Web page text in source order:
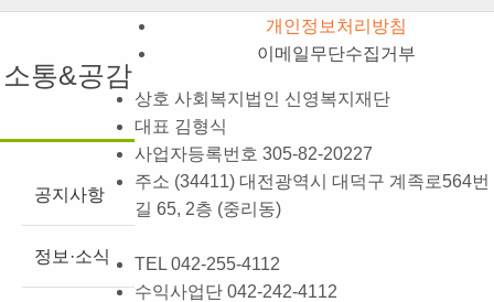
소통&공감
공지사항
정보·소식
개인정보처리방침
이메일무단수집거부
상호 사회복지법인 신영복지재단
대표 김형식
사업자등록번호 305-82-20227
주소 (34411) 대전광역시 대덕구 계족로564번
길 65, 2층 (중리동)
TEL 042-255-4112
수익사업단 042-242-4112